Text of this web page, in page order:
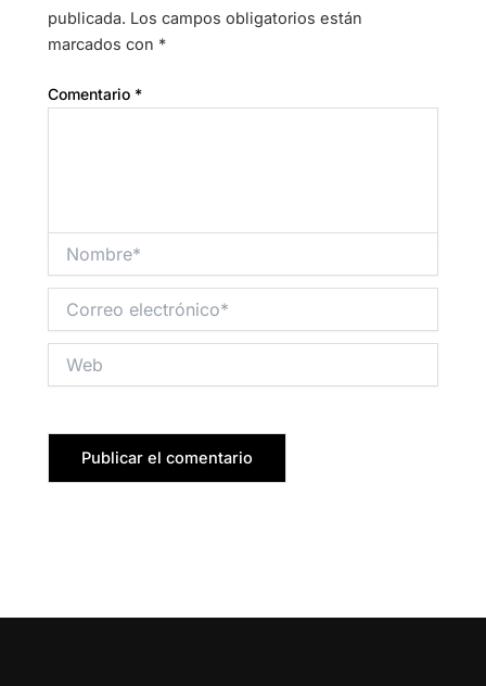
publicada. Los campos obligatorios están
marcados con *
Comentario *
electrónico*